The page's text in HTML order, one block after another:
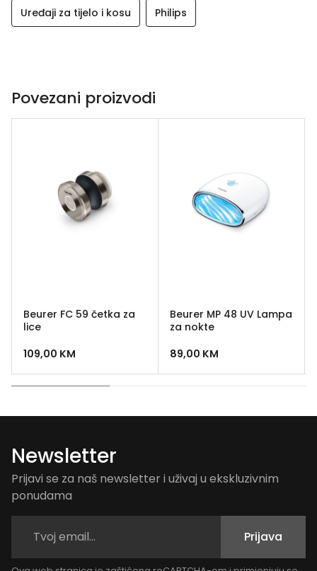
Uređaji za tijelo i kosu Philips
Povezani proizvodi
Beurer FC 59 četka za
lice
109,00 KM
Beurer MP 48 UV Lampa
za nokte
89,00 KM
Newsletter
Prijavi se za naš newsletter i uživaj u ekskluzivnim
ponudama
Prijava